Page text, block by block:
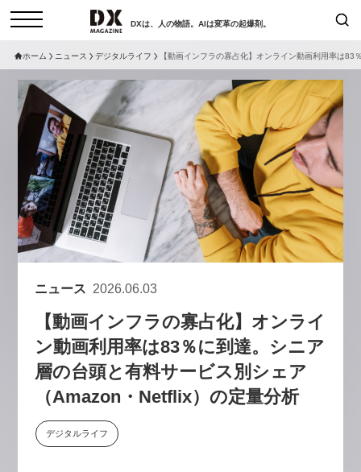
DXは、人の物語。AIは変革の起爆剤。
コラム インタビュー
セミナー ニュース
サービスメニュー 日本オムニチャネル協会
トップページ
特集
動画
サイトマップ
お問い合わせ
個人情報保護法について
採用情報
検索
現在開催予定のセミナー
セミナー
【8/12開催】「イノベーションを
数値化する」～投資される事業の
学ぶ資金調達・巻き込みのリアル
2026-06-10
セミナー
【9/30開催】AIで何でもできる時
代に、なぜ「DX人財」というキ
ャリアが求められるのか
ホーム ニュース デジタルライフ 【動画インフラの寡占化】オンライン動画利用率は
ニュース 2026.06.03
【動画インフラの寡占化】オンライ
ン動画利用率は83％に到達。シニア
層の台頭と有料サービス別シェア
（Amazon・Netflix）の定量分析
デジタルライフ